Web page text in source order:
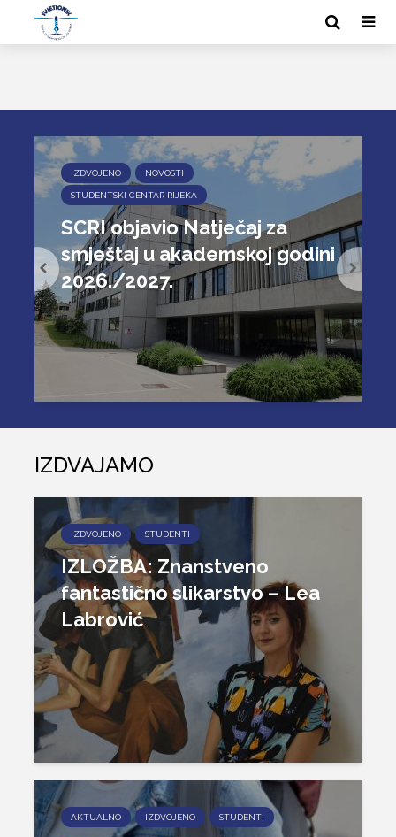
IZDVOJENO NOVOSTI
STUDENTSKI CENTAR RIJEKA
SCRI objavio Natječaj za
smještaj u akademskoj godini
2026./2027.
IZDVAJAMO
IZDVOJENO STUDENTI
IZLOŽBA: Znanstveno
fantastično slikarstvo – Lea
Labrović
AKTUALNO IZDVOJENO STUDENTI